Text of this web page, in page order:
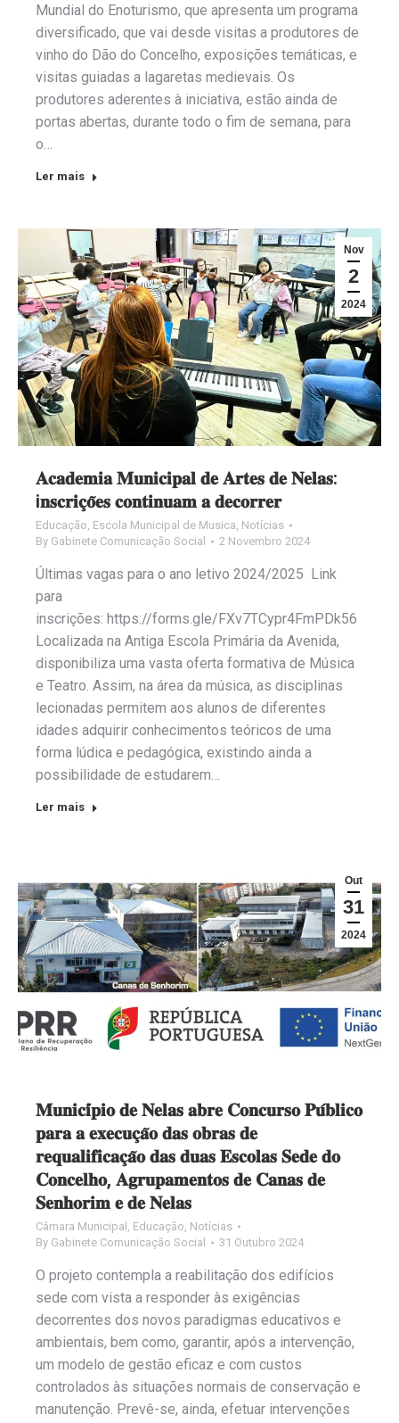
Mundial do Enoturismo, que apresenta um programa
diversificado, que vai desde visitas a produtores de
vinho do Dão do Concelho, exposições temáticas, e
visitas guiadas a lagaretas medievais. Os
produtores aderentes à iniciativa, estão ainda de
portas abertas, durante todo o fim de semana, para
o…
Ler mais
Nov
2
2024
𝐀𝐜𝐚𝐝𝐞𝐦𝐢𝐚 𝐌𝐮𝐧𝐢𝐜𝐢𝐩𝐚𝐥 𝐝𝐞 𝐀𝐫𝐭𝐞𝐬 𝐝𝐞 𝐍𝐞𝐥𝐚𝐬:
i𝐧𝐬𝐜𝐫𝐢𝐜̧𝐨̃𝐞𝐬 𝐜𝐨𝐧𝐭𝐢𝐧𝐮𝐚𝐦 𝐚 𝐝𝐞𝐜𝐨𝐫𝐫𝐞𝐫
Educação, Escola Municipal de Musica, Notícias
By Gabinete Comunicação Social 2 Novembro 2024
Últimas vagas para o ano letivo 2024/2025 Link
para
inscrições: https://forms.gle/FXv7TCypr4FmPDk56
Localizada na Antiga Escola Primária da Avenida,
disponibiliza uma vasta oferta formativa de Música
e Teatro. Assim, na área da música, as disciplinas
lecionadas permitem aos alunos de diferentes
idades adquirir conhecimentos teóricos de uma
forma lúdica e pedagógica, existindo ainda a
possibilidade de estudarem…
Ler mais
Out
31
2024
𝐌𝐮𝐧𝐢𝐜𝐢́𝐩𝐢𝐨 𝐝𝐞 𝐍𝐞𝐥𝐚𝐬 𝐚𝐛𝐫𝐞 𝐂𝐨𝐧𝐜𝐮𝐫𝐬𝐨 𝐏𝐮́𝐛𝐥𝐢𝐜𝐨
𝐩𝐚𝐫𝐚 𝐚 𝐞𝐱𝐞𝐜𝐮𝐜̧𝐚̃𝐨 𝐝𝐚𝐬 𝐨𝐛𝐫𝐚𝐬 𝐝𝐞
𝐫𝐞𝐪𝐮𝐚𝐥𝐢𝐟𝐢𝐜𝐚𝐜̧𝐚̃𝐨 𝐝𝐚𝐬 𝐝𝐮𝐚𝐬 𝐄𝐬𝐜𝐨𝐥𝐚𝐬 𝐒𝐞𝐝𝐞 𝐝𝐨
𝐂𝐨𝐧𝐜𝐞𝐥𝐡𝐨, 𝐀𝐠𝐫𝐮𝐩𝐚𝐦𝐞𝐧𝐭𝐨𝐬 𝐝𝐞 𝐂𝐚𝐧𝐚𝐬 𝐝𝐞
𝐒𝐞𝐧𝐡𝐨𝐫𝐢𝐦 𝐞 𝐝𝐞 𝐍𝐞𝐥𝐚𝐬
Câmara Municipal Educação Notícias
By Gabinete Comunicação Social 31 Outubro 2024
O projeto contempla a reabilitação dos edifícios
sede com vista a responder às exigências
decorrentes dos novos paradigmas educativos e
ambientais, bem como, garantir, após a intervenção,
um modelo de gestão eficaz e com custos
controlados às situações normais de conservação e
manutenção. Prevê-se, ainda, efetuar intervenções